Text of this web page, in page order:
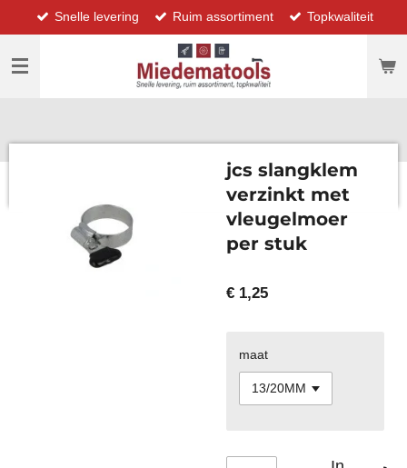
direct
naar
hoofdinhoud
Snelle levering Ruim assortiment Topkwaliteit
jcs slangklem
verzinkt met
vleugelmoer
per stuk
€ 1,25
maat